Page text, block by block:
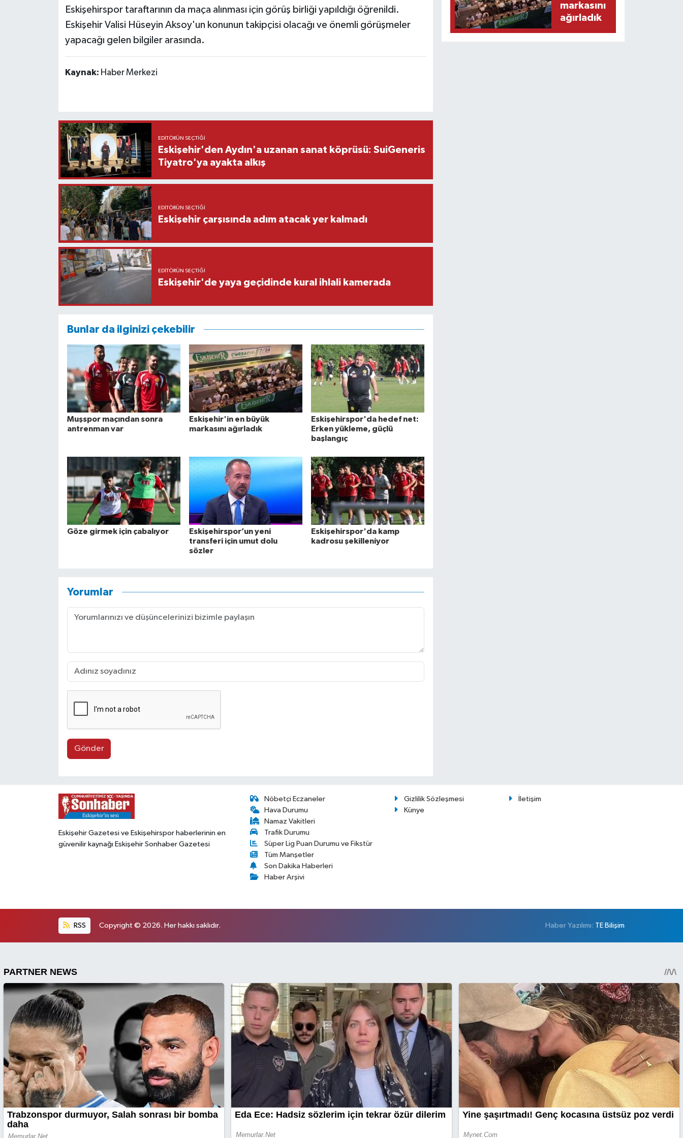
Eskişehirspor taraftarının da maça alınması için görüş birliği yapıldığı öğrenildi.
Eskişehir Valisi Hüseyin Aksoy'un konunun takipçisi olacağı ve önemli görüşmeler
yapacağı gelen bilgiler arasında.
Kaynak: Haber Merkezi
EDITÖRÜN SEÇTIĞI
Eskişehir'den Aydın'a uzanan sanat köprüsü: SuiGeneris
Tiyatro'ya ayakta alkış
EDITÖRÜN SEÇTIĞI
Eskişehir çarşısında adım atacak yer kalmadı
EDITÖRÜN SEÇTIĞI
Eskişehir'de yaya geçidinde kural ihlali kamerada
Bunlar da ilginizi çekebilir
Muşspor maçından sonra
antrenman var
Eskişehir'in en büyük
markasını ağırladık
Eskişehirspor'da hedef net:
Erken yükleme, güçlü
başlangıç
Göze girmek için çabalıyor
Eskişehirspor’un yeni
transferi için umut dolu
sözler
Eskişehirspor'da kamp
kadrosu şekilleniyor
Yorumlar
Gönder
markasını
ağırladık
Eskişehir Gazetesi ve Eskişehirspor haberlerinin en
güvenilir kaynağı Eskişehir Sonhaber Gazetesi
Nöbetçi Eczaneler
Hava Durumu
Namaz Vakitleri
Trafik Durumu
Süper Lig Puan Durumu ve Fikstür
Tüm Manşetler
Son Dakika Haberleri
Haber Arşivi
Gizlilik Sözleşmesi
İletişim
Künye
RSS Copyright © 2026. Her hakkı saklıdır. Haber Yazılımı: TE Bilişim